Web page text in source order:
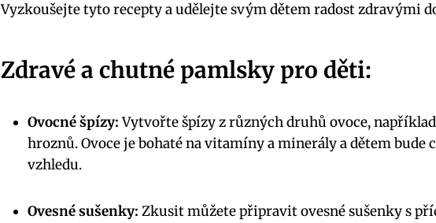
Vyzkoušejte tyto recepty a udělejte svým dětem radost zdravými
Zdravé a chutné pamlsky pro děti:
Ovocné špízy:Vytvořte špízy z různých druhů ovoce,
hroznů. Ovoce je bohaté na vitamíny a minerály a dětem
vzhledu.
Ovesné sušenky: Zkusit můžete připravit ovesné sušenky s